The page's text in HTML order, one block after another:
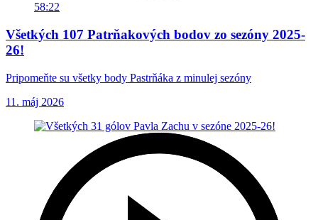
58:22
Všetkých 107 Patrňakových bodov zo sezóny 2025-
26!
Pripomeňte su všetky body Pastrňáka z minulej sezóny
11. máj 2026